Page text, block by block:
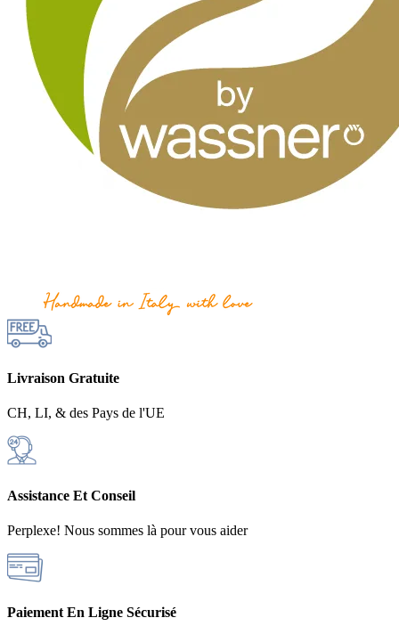
Livraison Gratuite
CH, LI, & des Pays de l'UE
Assistance Et Conseil
Perplexe! Nous sommes là pour vous aider
Paiement En Ligne Sécurisé